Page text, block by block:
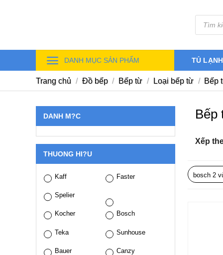
Tìm
kiếm
sản
DANH MỤC SẢN PHẨM TỦ LẠNH
Trang chủ / Đồ bếp / Bếp từ / Loại bếp từ / Bếp
DANH M?C
THUONG HI?U
Kaff Faster
Spelier
Kocher Bosch
Teka Sunhouse
Bauer Canzy
Bếp
Xếp
bosch 2